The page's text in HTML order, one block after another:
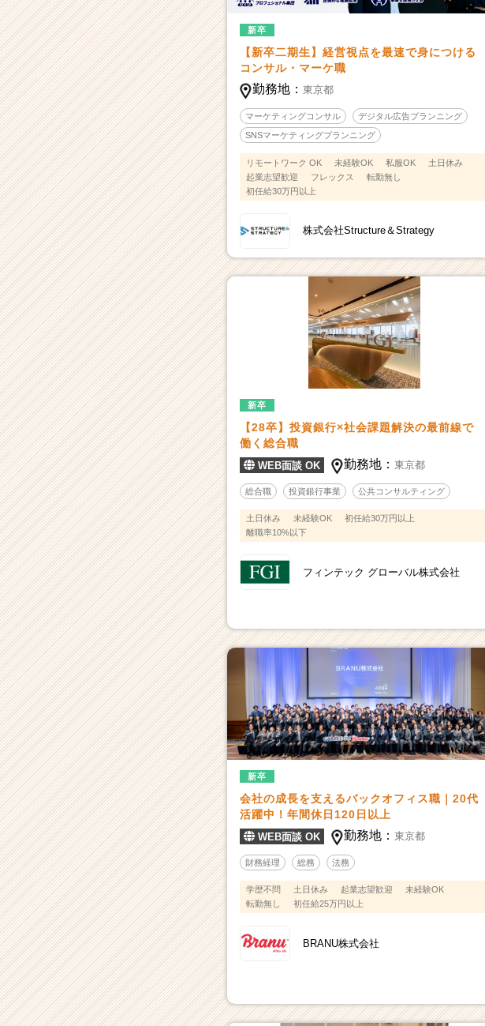
新卒
【新卒二期生】経営視点を最速で身につける
コンサル・マーケ職
勤務地： 東京都
マーケティングコンサル デジタル広告プランニング
SNSマーケティングプランニング
リモートワーク OK 未経験OK 私服OK
土日休み
起業志望歓迎
フレックス
転勤無し
初任給30万円以上
株式会社Structure＆Strategy
新卒
【28卒】投資銀行×社会課題解決の最前線で
働く総合職
WEB面談 OK 勤務地：東京都
総合職 投資銀行事業 公共コンサルティング
土日休み 未経験OK
初任給30万円以上
離職率10%以下
フィンテック グローバル株式会社
新卒
会社の成長を支えるバックオフィス職｜20代
活躍中！年間休日120日以上
WEB面談 OK 勤務地：東京都
財務経理 総務 法務
学歴不問 土日休み 起業志望歓迎
未経験OK
転勤無し
初任給25万円以上
BRANU株式会社